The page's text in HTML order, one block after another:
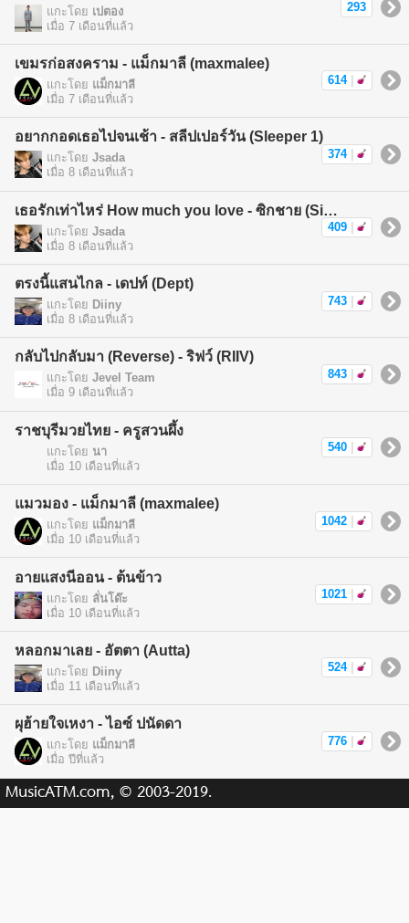
แกะโดย เปตอง
เมื่อ 7 เดือนที่แล้ว
293
เขมรก่อสงคราม - แม็กมาลี (maxmalee)
แกะโดย แม็กมาลี
เมื่อ 7 เดือนที่แล้ว
614
อยากกอดเธอไปจนเช้า - สลีปเปอร์วัน (Sleeper 1)
แกะโดย Jsada
เมื่อ 8 เดือนที่แล้ว
374
เธอรักเท่าไหร่ How much you love - ซิกชาย (Sickchild)
แกะโดย Jsada
เมื่อ 8 เดือนที่แล้ว
409
ตรงนี้แสนไกล - เดปท์ (Dept)
แกะโดย Diiny
เมื่อ 8 เดือนที่แล้ว
743
กลับไปกลับมา (Reverse) - ริฟว์ (RIIV)
แกะโดย Jevel Team
เมื่อ 9 เดือนที่แล้ว
843
ราชบุรีมวยไทย - ครูสวนผึ้ง
แกะโดย นา
เมื่อ 10 เดือนที่แล้ว
540
แมวมอง - แม็กมาลี (maxmalee)
แกะโดย แม็กมาลี
เมื่อ 10 เดือนที่แล้ว
1042
อายแสงนีออน - ต้นข้าว
แกะโดย ลั่นโด๊ะ
เมื่อ 10 เดือนที่แล้ว
1021
หลอกมาเลย - อัตตา (Autta)
แกะโดย Diiny
เมื่อ 11 เดือนที่แล้ว
524
ผุฮ้ายใจเหงา - ไอซ์ ปนัดดา
แกะโดย แม็กมาลี
เมื่อ ปีที่แล้ว
776
MusicATM.com, © 2003-2019.